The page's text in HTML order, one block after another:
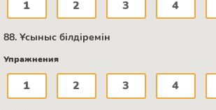
1 2 3 4
88. Ұсыныс білдіремін
Упражнения
1 2 3 4